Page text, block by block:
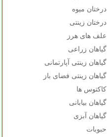
درختان میوه
درختان زینتی
علف های هرز
گیاهان زراعی
گیاهان زینتی آپارتمانی
گیاهان زینتی فضای باز
کاکتوس ها
گیاهان بیابانی
گیاهان آبزی
حبوبات